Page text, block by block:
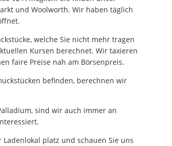
und Woolworth. Wir haben täglich
welche Sie nicht mehr tragen
Kursen berechnet. Wir taxieren
faire Preise nah am Börsenpreis.
befinden, berechnen wir
sind wir auch immer an
platz und schauen Sie uns